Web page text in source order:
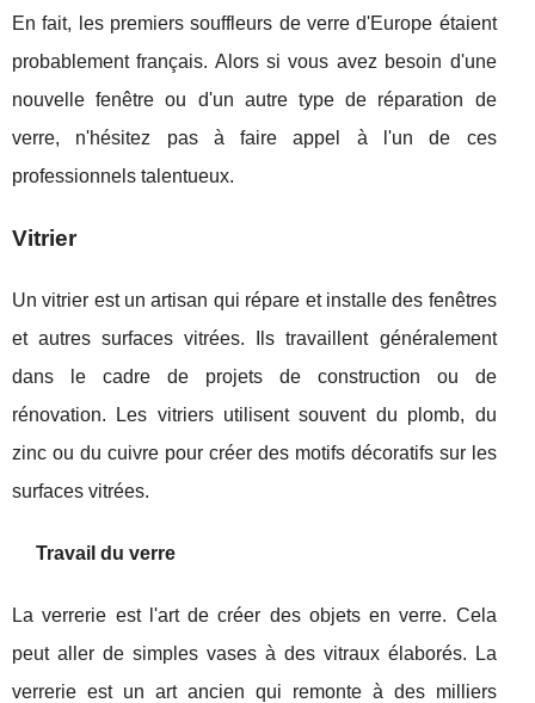
En fait, les premiers souffleurs de verre d'Europe étaient
probablement français. Alors si vous avez besoin d'une
nouvelle fenêtre ou d'un autre type de réparation de
verre, n'hésitez pas à faire appel à l'un de ces
professionnels talentueux.
Vitrier
Un vitrier est un artisan qui répare et installe des fenêtres
et autres surfaces vitrées. Ils travaillent généralement
dans le cadre de projets de construction ou de
rénovation. Les vitriers utilisent souvent du plomb, du
zinc ou du cuivre pour créer des motifs décoratifs sur les
surfaces vitrées.
Travail du verre
La verrerie est l'art de créer des objets en verre. Cela
peut aller de simples vases à des vitraux élaborés. La
verrerie est un art ancien qui remonte à des milliers